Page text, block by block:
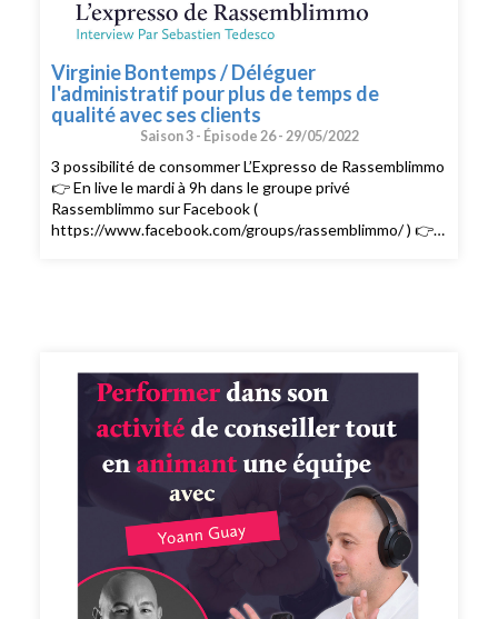
Virginie Bontemps / Déléguer
l'administratif pour plus de temps de
qualité avec ses clients
Saison 3 - Épisode 26 - 29/05/2022
3 possibilité de consommer L’Expresso de Rassemblimmo
👉 En live le mardi à 9h dans le groupe privé
Rassemblimmo sur Facebook (
https://www.facebook.com/groups/rassemblimmo/ ) 👉
d'autres conseillers. Merci pour votre soutien. 🙏🏻 Si
vous voulez passer à l'action et bénéficier des meilleurs
conseils pour exploiter pleinement votre potentiel, vous
pouvez bénéficier d'un bilan offert avec un expert de
l’équipe. Cliquez ici pour réserver votre bilan(
https://meetings.hubspot.com/silvy/entretien-via-
podcast )